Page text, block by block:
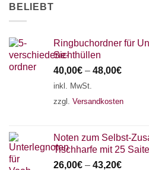
BELIEBT
Ringbuchordner für
Sichthüllen
40,00€ – 48,00€
inkl. MwSt.
zzgl. Versandkosten
Noten zum Selbst-
Tischharfe mit 25
26,00€ – 43,20€